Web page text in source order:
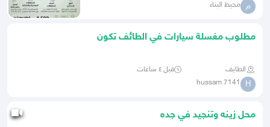
م محيط البناء
مطلوب مغسلة سيارات في الطائف تكون
الطايف قبل ٤ ساعات
H
hussam 7141
محل زينه وتنجيد في جده